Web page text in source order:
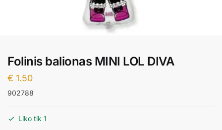
Folinis balionas MINI LOL DIVA
€ 1.50
902788
Liko tik 1